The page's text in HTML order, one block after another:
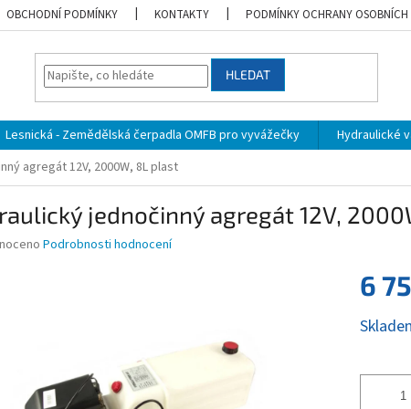
OBCHODNÍ PODMÍNKY KONTAKTY PODMÍNKY OCHRANY OSOBNÍCH
HLEDAT
Lesnická - Zemědělská čerpadla OMFB pro vyvážečky Hydraulické
agregát 12V, 2000W, 8L plast
jednočinný agregát 12V,
Podrobnosti hodnocení
6
Měrná
cena: